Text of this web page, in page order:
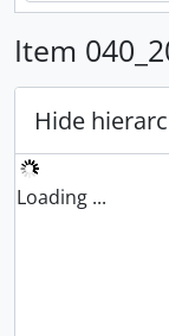
Item
Hide
Loading ...